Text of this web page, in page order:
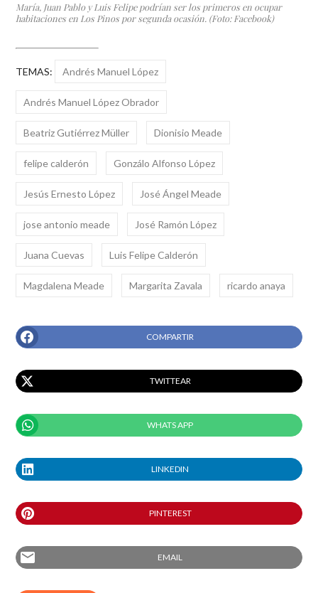
María, Juan Pablo y Luis Felipe podrían ser los primeros en ocupar
habitaciones en Los Pinos por segunda ocasión. (Foto: Facebook)
TEMAS: Andrés Manuel López
Andrés Manuel López Obrador
Beatriz Gutiérrez Müller Dionisio Meade
felipe calderón Gonzálo Alfonso López
Jesús Ernesto López José Ángel Meade
jose antonio meade José Ramón López
Juana Cuevas Luis Felipe Calderón
Magdalena Meade Margarita Zavala ricardo anaya
COMPARTIR
TWITTEAR
WHATS APP
LINKEDIN
PINTEREST
email EMAIL